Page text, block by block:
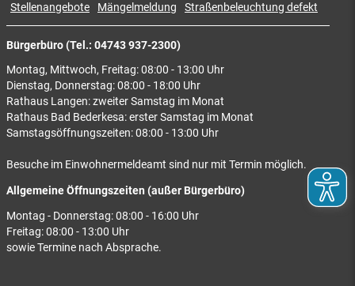
Bürgerbüro (Tel.: 04743 937-2300)
Montag, Mittwoch, Freitag: 08:00 - 13:00 Uhr
Dienstag, Donnerstag: 08:00 - 18:00 Uhr
Rathaus Langen: zweiter Samstag im Monat
Rathaus Bad Bederkesa: erster Samstag im Monat
Samstagsöffnungszeiten: 08:00 - 13:00 Uhr
Besuche im Einwohnermeldeamt sind nur mit Termin möglich.
Allgemeine Öffnungszeiten (außer Bürgerbüro)
Montag - Donnerstag: 08:00 - 16:00 Uhr
Freitag: 08:00 - 13:00 Uhr
sowie Termine nach Absprache.
Stellenangebote
Mängelmeldung Straßenbeleuchtung defekt